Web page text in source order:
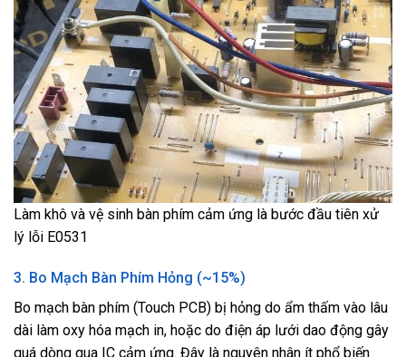
Làm khô và vệ sinh bàn phím cảm ứng là bước đầu tiên xử
lý lỗi E0531
3. Bo Mạch Bàn Phím Hỏng (~15%)
Bo mạch bàn phím (Touch PCB) bị hỏng do ẩm thấm vào lâu
dài làm oxy hóa mạch in, hoặc do điện áp lưới dao động gây
quá dòng qua IC cảm ứng. Đây là nguyên nhân ít phổ biến